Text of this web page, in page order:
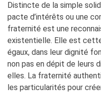
Distincte de la simple
pacte d’intérêts ou une
fraternité est une
existentielle. Elle est
égaux, dans leur dignité
non pas en dépit de leurs
elles. La fraternité
les particularités pour